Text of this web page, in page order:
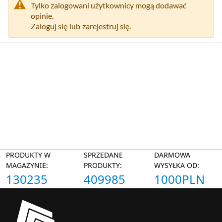
Tylko zalogowani użytkownicy mogą dodawać
opinie.
Zaloguj się lub zarejestruj się.
PRODUKTY W
MAGAZYNIE:
130235
SPRZEDANE
PRODUKTY:
409985
DARMOWA
WYSYŁKA OD:
1000PLN